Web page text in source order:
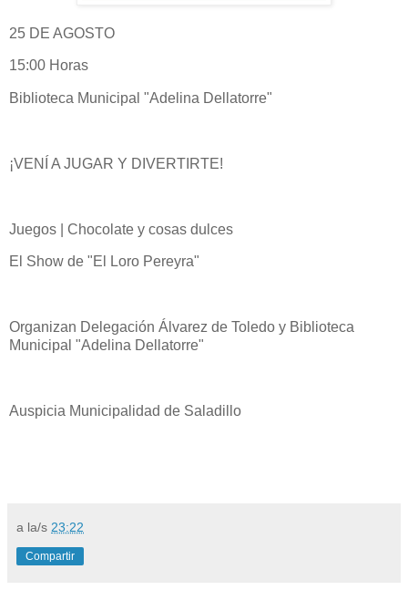
25 DE AGOSTO
15:00 Horas
Biblioteca Municipal "Adelina Dellatorre"
¡VENÍ A JUGAR Y DIVERTIRTE!
Juegos | Chocolate y cosas dulces
El Show de "El Loro Pereyra"
Organizan Delegación Álvarez de Toledo y Biblioteca
Municipal "Adelina Dellatorre"
Auspicia Municipalidad de Saladillo
a la/s 23:22
Compartir